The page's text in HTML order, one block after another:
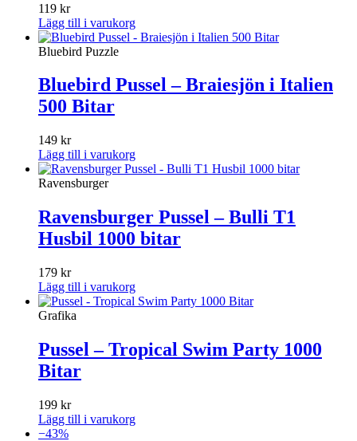
119 kr
Lägg till i varukorg
Bluebird Puzzle
Bluebird Pussel – Braiesjön i Italien
500 Bitar
149 kr
Lägg till i varukorg
Ravensburger
Ravensburger Pussel – Bulli T1
Husbil 1000 bitar
179 kr
Lägg till i varukorg
Grafika
Pussel – Tropical Swim Party 1000
Bitar
199 kr
Lägg till i varukorg
−43%